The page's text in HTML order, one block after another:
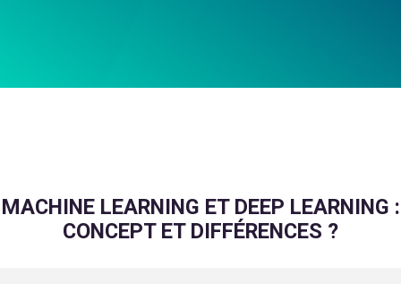
MACHINE LEARNING ET DEEP LEARNING :
CONCEPT ET DIFFÉRENCES ?